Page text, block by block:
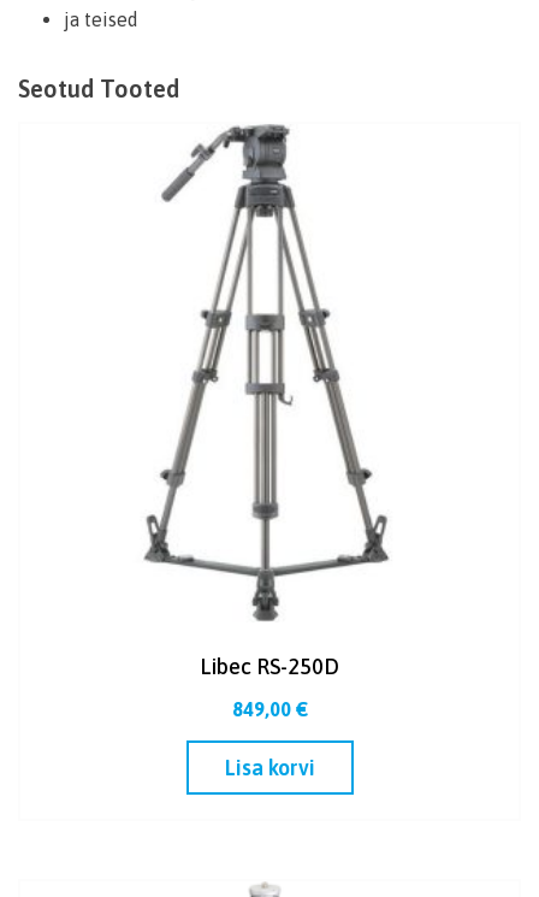
ja teised
Seotud Tooted
Libec RS-250D
849,00 €
Lisa korvi